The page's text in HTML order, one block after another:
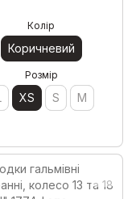
Колір
Коричневий
Розмір
XS S M